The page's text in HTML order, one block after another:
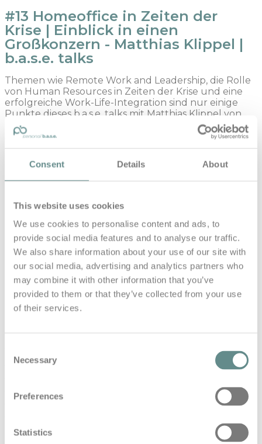
Consent Details About
This website uses cookies
We use cookies to personalise content and ads, to
provide social media features and to analyse our traffic.
We also share information about your use of our site with
our social media, advertising and analytics partners who
may combine it with other information that you’ve
provided to them or that they’ve collected from your use
of their services.
Selection
Necessary
Preferences
Statistics
#13 Homeoffice in Zeiten der
Krise | Einblick in einen
Großkonzern - Matthias Klippel |
b.a.s.e. talks
Themen wie Remote Work and Leadership, die Rolle
von Human Resources in Zeiten der Krise und eine
erfolgreiche Work-Life-Integration sind nur einige
Punkte dieses b.a.s.e. talks mit Matthias Klippel von
SAP. Auch 2021 wurde SAP wieder als attraktiver
Arbeitgeber ausgezeichnet und dies wird bei den
Moderation: DI (FH) Gerhard Moser
(https://www.personal-base.com)
Der Österreichische Extremsportler mit Affinität zur
Peak Performance in allen Lebenslagen, holt sich
spannende Gesprächspartner vor sein Mikrophon
und lädt zum gemeinsamen Talk über
base base talks
gerhard
personal
base podcast
Share This